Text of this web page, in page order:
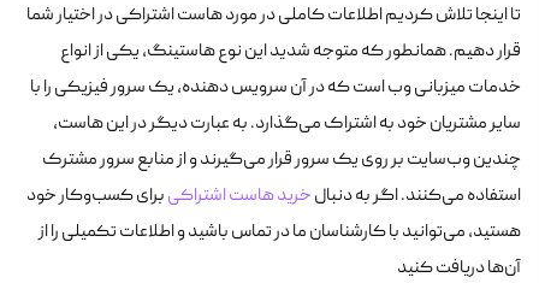
تا اینجا تلاش کردیم اطلاعات کاملی در مورد هاست اشتراکی در اختیار شما
قرار دهیم. همانطور که متوجه شدید این نوع هاستینگ، یکی از انواع
خدمات میزبانی وب است که در آن سرویس دهنده، یک سرور فیزیکی را با
سایر مشتریان خود به اشتراک می‌گذارد. به عبارت دیگر در این هاست،
چندین وب‌سایت بر روی یک سرور قرار می‌گیرند و از منابع سرور مشترک
استفاده می‌کنند. اگر به دنبالخرید هاست اشتراکیبرای کسب‌وکار خود
هستید، می‌توانید با کارشناسان ما در تماس باشید و اطلاعات تکمیلی را از
آن‌ها دریافت کنید